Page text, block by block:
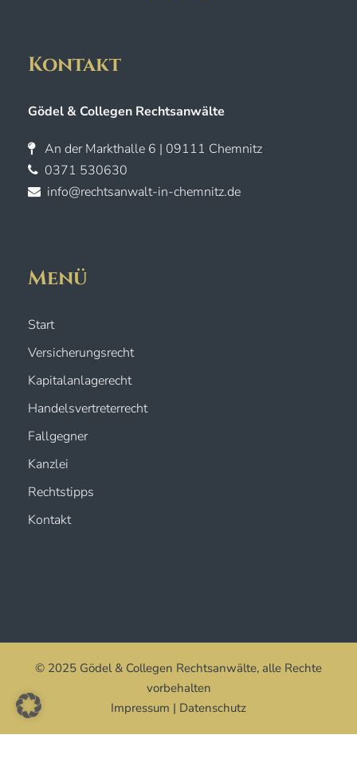
Kontakt
Gödel & Collegen Rechtsanwälte
An der Markthalle 6 | 09111 Chemnitz
0371 530630
info@rechtsanwalt-in-chemnitz.de
Menü
Start
Versicherungsrecht
Kapitalanlagerecht
Handelsvertreterrecht
Fallgegner
Kanzlei
Rechtstipps
Kontakt
© 2025 Gödel & Collegen Rechtsanwälte, alle Rechte
vorbehalten
Impressum | Datenschutz